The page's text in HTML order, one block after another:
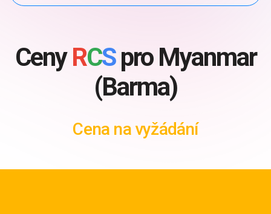
CenyRCSpro Myanmar
(Barma)
Cena na vyžádání